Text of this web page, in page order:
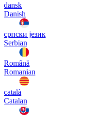
dansk
Danish
српски језик
Serbian
Română
Romanian
català
Catalan